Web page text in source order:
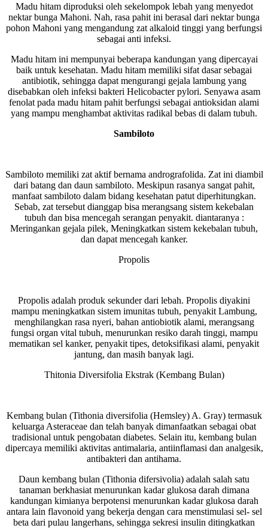
Madu hitam diproduksi oleh sekelompok lebah yang menyedot
nektar bunga Mahoni. Nah, rasa pahit ini berasal dari nektar bunga
pohon Mahoni yang mengandung zat alkaloid tinggi yang berfungsi
sebagai anti infeksi.
Madu hitam ini mempunyai beberapa kandungan yang dipercayai
baik untuk kesehatan. Madu hitam memiliki sifat dasar sebagai
antibiotik, sehingga dapat mengurangi gejala lambung yang
disebabkan oleh infeksi bakteri Helicobacter pylori. Senyawa asam
fenolat pada madu hitam pahit berfungsi sebagai antioksidan alami
yang mampu menghambat aktivitas radikal bebas di dalam tubuh.
Sambiloto
Sambiloto memiliki zat aktif bernama andrografolida. Zat ini diambil
dari batang dan daun sambiloto. Meskipun rasanya sangat pahit,
manfaat sambiloto dalam bidang kesehatan patut diperhitungkan.
Sebab, zat tersebut dianggap bisa merangsang sistem kekebalan
tubuh dan bisa mencegah serangan penyakit. diantaranya :
Meringankan gejala pilek, Meningkatkan sistem kekebalan tubuh,
dan dapat mencegah kanker.
Propolis
Propolis adalah produk sekunder dari lebah. Propolis diyakini
mampu meningkatkan sistem imunitas tubuh, penyakit Lambung,
menghilangkan rasa nyeri, bahan antiobiotik alami, merangsang
fungsi organ vital tubuh, menurunkan resiko darah tinggi, mampu
mematikan sel kanker, penyakit tipes, detoksifikasi alami, penyakit
jantung, dan masih banyak lagi.
Thitonia Diversifolia Ekstrak (Kembang Bulan)
Kembang bulan (Tithonia diversifolia (Hemsley) A. Gray) termasuk
keluarga Asteraceae dan telah banyak dimanfaatkan sebagai obat
tradisional untuk pengobatan diabetes. Selain itu, kembang bulan
dipercaya memiliki aktivitas antimalaria, antiinflamasi dan analgesik,
antibakteri dan antihama.
Daun kembang bulan (Tithonia difersivolia) adalah salah satu
tanaman berkhasiat menurunkan kadar glukosa darah dimana
kandungan kimianya berpotensi menurunkan kadar glukosa darah
antara lain flavonoid yang bekerja dengan cara menstimulasi sel- sel
beta dari pulau langerhans, sehingga sekresi insulin ditingkatkan